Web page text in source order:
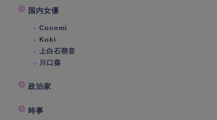
国内女優
Cocomi
Koki
上白石萌音
川口葵
政治家
時事